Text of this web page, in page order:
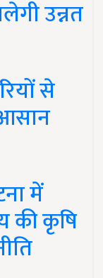
उन्नत
से
में
की कृषि